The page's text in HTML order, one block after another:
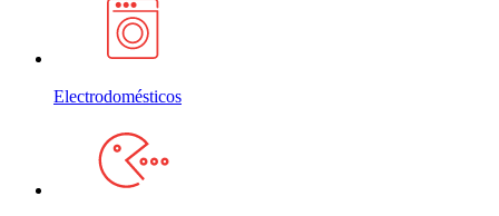
Electrodomésticos